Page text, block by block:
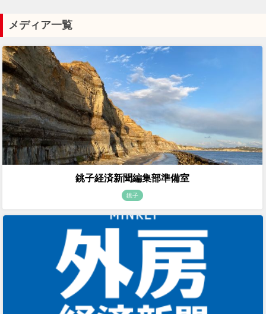
メディア一覧
銚子経済新聞編集部準備室
銚子